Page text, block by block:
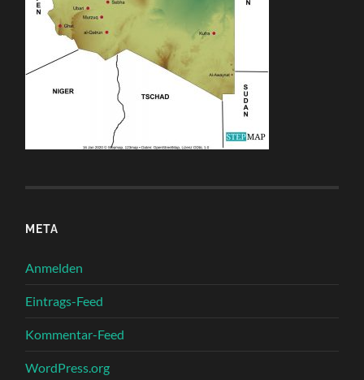
META
Anmelden
Eintrags-Feed
Kommentar-Feed
WordPress.org